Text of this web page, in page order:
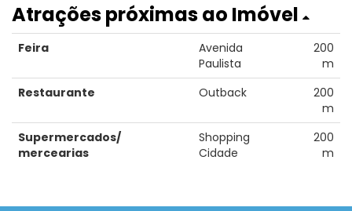
Atrações próximas ao Imóvel
Feira
Avenida
Paulista
200
m
Restaurante
Outback
200
m
Supermercados/
mercearias
Shopping
Cidade
200
m